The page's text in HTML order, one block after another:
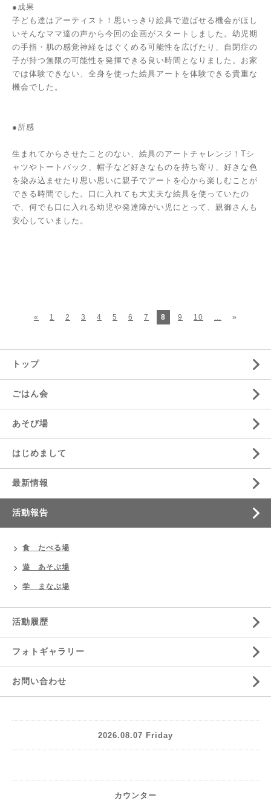
●成果
子ども達はアーティスト！思いっきり絵具で遊ばせる機会がほし
いそんなママ達の声から今回の企画がスタートしました。幼児期
の手指・肌の感覚神経をはぐくめる可能性を広げたり、自閉症の
子が持つ無限の可能性を発揮できる良い時間となりました。お家
では体験できない、全身を使った絵具アートを体験できる貴重な
機会でした。
●所感
生まれてからさせたことのない、絵具のアートチャレンジ！Tシ
ャツやトートバック、帽子など好きなものを持ち寄り、好きな色
を染み込ませたり思い思いに親子でアートを心から楽しむことが
できる時間でした。口に入れても大丈夫な絵具を使っていたの
で、何でも口に入れる幼児や発達障がい児にとって、親御さんも
安心していました。
« 1 2 3 4 5 6 7 8 9 10 ... »
トップ
ごはん会
あそび場
はじめまして
最新情報
活動報告
食 たべる場
遊 あそぶ場
学 まなぶ場
活動履歴
フォトギャラリー
お問い合わせ
2026.08.07 Friday
カウンター